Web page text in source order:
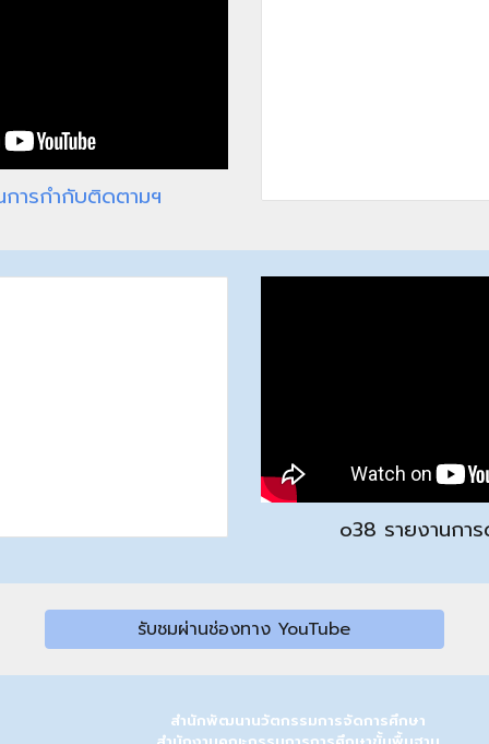
การกำกับติดตามฯ
o38 รายงานกา
รับชมผ่านช่องทาง YouTube
สำนักพัฒนานวัตกรรมการจัดการศึกษา